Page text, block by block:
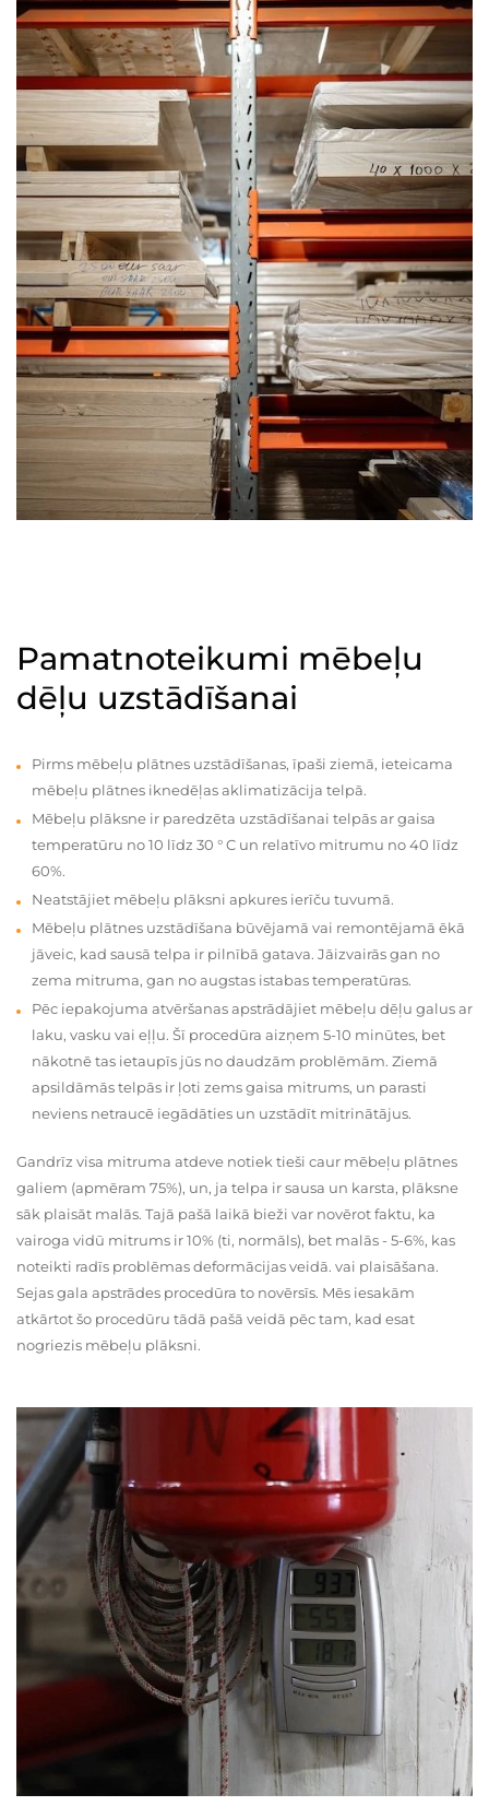
Pamatnoteikumi mēbeļu
dēļu uzstādīšanai
Pirms mēbeļu plātnes uzstādīšanas, īpaši ziemā, ieteicama
mēbeļu plātnes iknedēļas aklimatizācija telpā.
Mēbeļu plāksne ir paredzēta uzstādīšanai telpās ar gaisa
temperatūru no 10 līdz 30 ° C un relatīvo mitrumu no 40 līdz
60%.
Neatstājiet mēbeļu plāksni apkures ierīču tuvumā.
Mēbeļu plātnes uzstādīšana būvējamā vai remontējamā ēkā
jāveic, kad sausā telpa ir pilnībā gatava. Jāizvairās gan no
zema mitruma, gan no augstas istabas temperatūras.
Pēc iepakojuma atvēršanas apstrādājiet mēbeļu dēļu galus ar
laku, vasku vai eļļu. Šī procedūra aizņem 5-10 minūtes, bet
nākotnē tas ietaupīs jūs no daudzām problēmām. Ziemā
apsildāmās telpās ir ļoti zems gaisa mitrums, un parasti
neviens netraucē iegādāties un uzstādīt mitrinātājus.
Gandrīz visa mitruma atdeve notiek tieši caur mēbeļu plātnes
galiem (apmēram 75%), un, ja telpa ir sausa un karsta, plāksne
sāk plaisāt malās. Tajā pašā laikā bieži var novērot faktu, ka
vairoga vidū mitrums ir 10% (ti, normāls), bet malās - 5-6%, kas
noteikti radīs problēmas deformācijas veidā. vai plaisāšana.
Sejas gala apstrādes procedūra to novērsīs. Mēs iesakām
atkārtot šo procedūru tādā pašā veidā pēc tam, kad esat
nogriezis mēbeļu plāksni.